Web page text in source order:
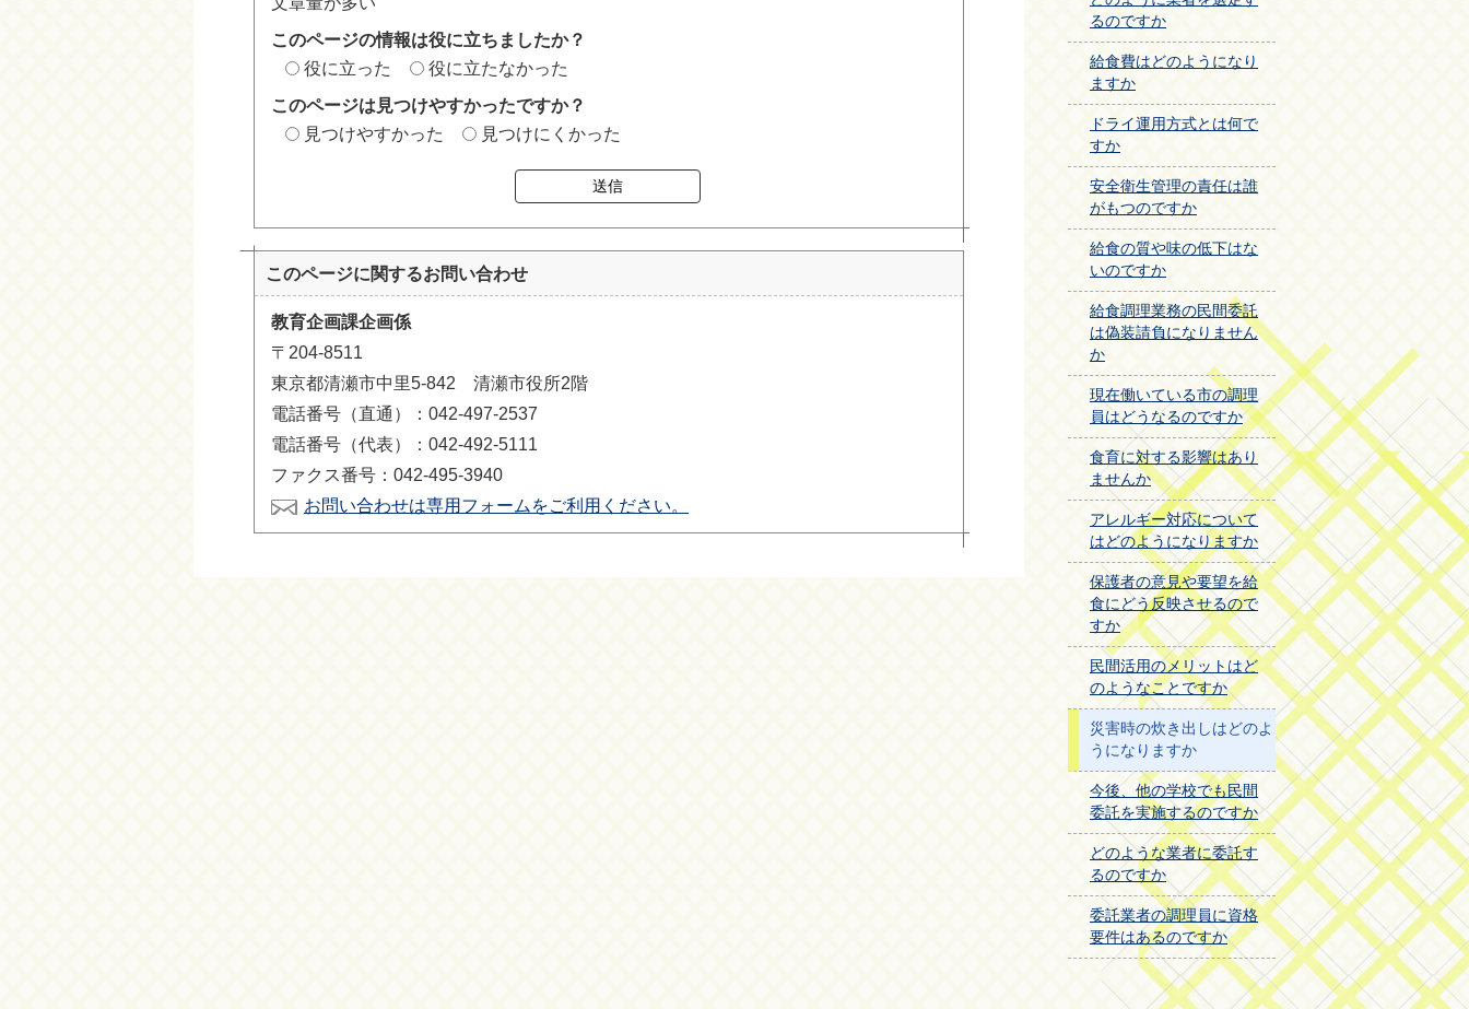
このページの情報は役に立ちましたか？
役に立った
役に立たなかった
このページは見つけやすかったですか？
見つけやすかった
見つけにくかった
送信
このページに関するお問い合わせ
教育企画課企画係
〒204-8511
東京都清瀬市中里5-842 清瀬市役所2階
電話番号（直通）：042-497-2537
電話番号（代表）：042-492-5111
ファクス番号：042-495-3940
お問い合わせは専用フォームをご利用ください。
るのですか
給食費はどのようになり
ますか
ドライ運用方式とは何で
すか
安全衛生管理の責任は誰
がもつのですか
給食の質や味の低下はな
いのですか
給食調理業務の民間委託
は偽装請負になりません
か
現在働いている市の調理
員はどうなるのですか
食育に対する影響はあり
ませんか
アレルギー対応について
はどのようになりますか
保護者の意見や要望を給
食にどう反映させるので
すか
民間活用のメリットはど
のようなことですか
災害時の炊き出しはどのよ
うになりますか
今後、他の学校でも民間
委託を実施するのですか
どのような業者に委託す
るのですか
委託業者の調理員に資格
要件はあるのですか